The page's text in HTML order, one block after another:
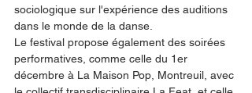
sociologique sur l'expérience des auditions
dans le monde de la danse.
Le festival propose également des soirées
performatives, comme celle du 1er
décembre à La Maison Pop, Montreuil, avec